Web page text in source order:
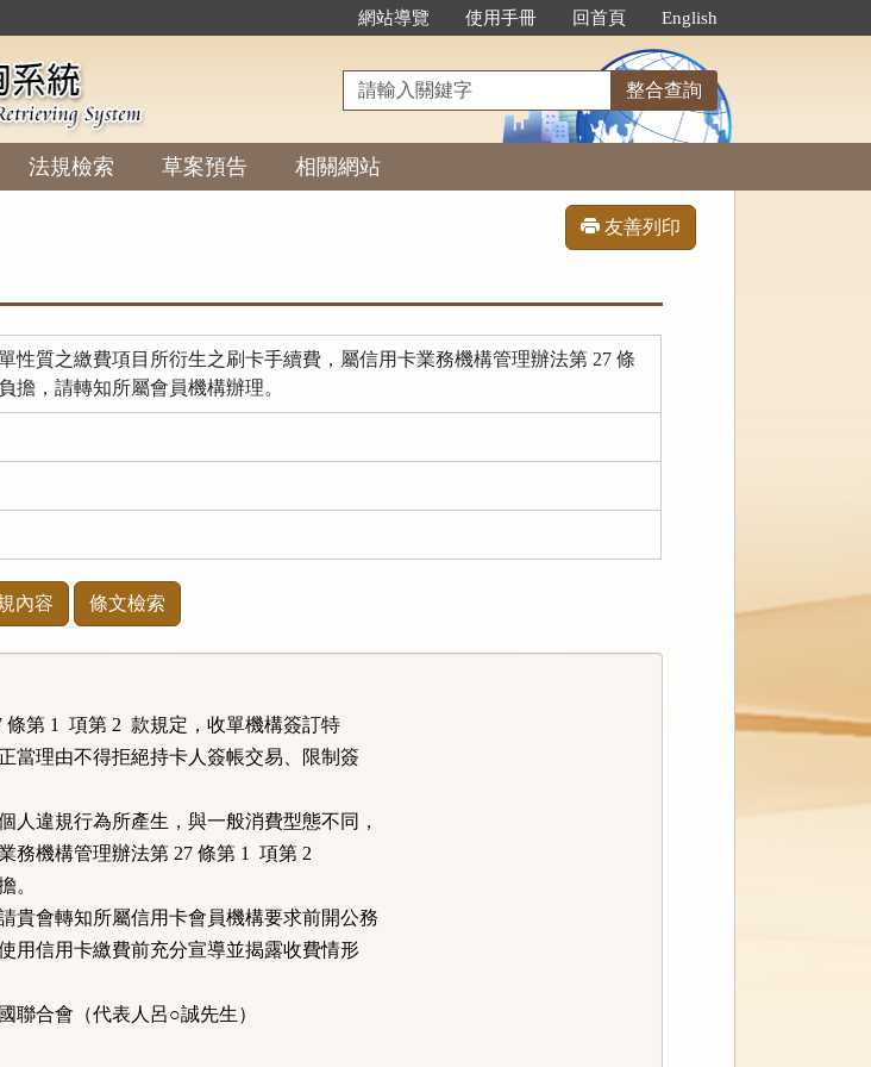
網站導覽 使用手冊 回首頁 English
請
輸
入
關
鍵
整合查詢
法規檢索 草案預告 相關網站
友善列印
性質之繳費項目所衍生之刷卡手續費，屬信用卡業務機構管理辦法第 27 條
擔，請轉知所屬會員機構辦理。
內容 條文檢索
第 1  項第 2  款規定，收單機構簽訂特
當理由不得拒絕持卡人簽帳交易、限制簽
人違規行為所產生，與一般消費型態不同，
機構管理辦法第 27 條第 1  項第 2
。
貴會轉知所屬信用卡會員機構要求前開公務
用信用卡繳費前充分宣導並揭露收費情形
聯合會（代表人呂○誠先生）